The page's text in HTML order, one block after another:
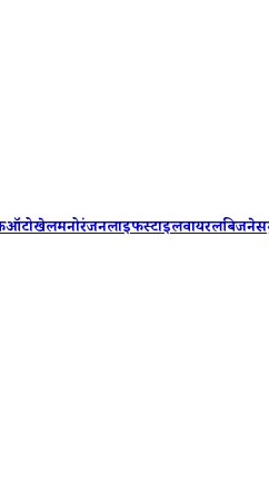
ऑटोखेलमनोरंजनलाइफस्टाइलवायरलबिजनेस